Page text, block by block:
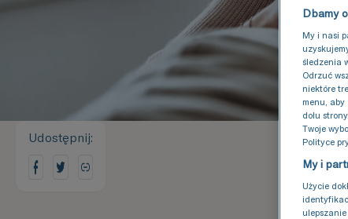
Udostępnij:
Dbamy
My i nasi
śledzenia
Odrzuć
niektóre
menu, aby
dołu
Twoje
Polityce
My i
Użycie